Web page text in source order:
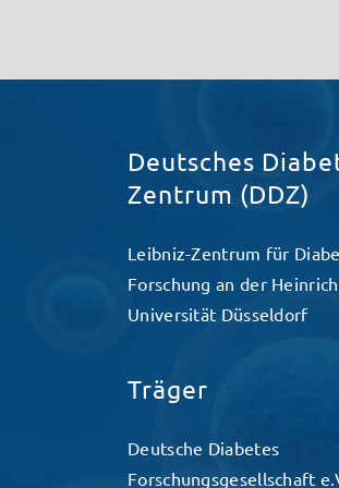
Deutsches
Zentrum (DDZ)
Leibniz-Zentrum für
Forschung an der
Universität Düsseldorf
Träger
Deutsche Diabetes
Forschungsgesellschaft